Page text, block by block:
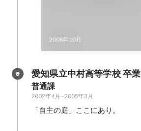
2008年10月
愛知県立中村高等学校 卒業
普通課
2002年4月 - 2005年3月
「自主の庭」ここにあり。